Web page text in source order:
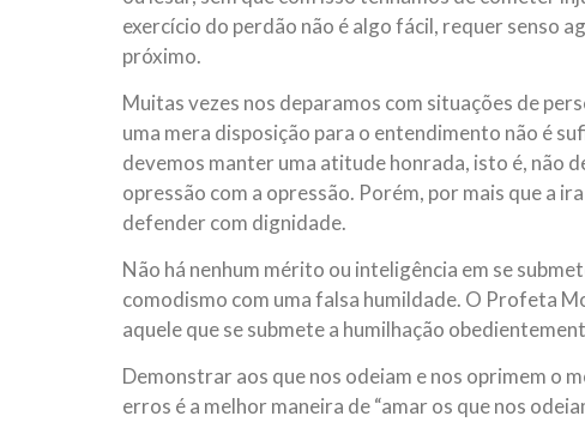
exercício do perdão não é algo fácil, requer senso
próximo.
Muitas vezes nos deparamos com situações de
uma mera disposição para o entendimento não é
devemos manter uma atitude honrada, isto é, não
opressão com a opressão. Porém, por mais que a
defender com dignidade.
Não há nenhum mérito ou inteligência em se
comodismo com uma falsa humildade. O Profeta
aquele que se submete a humilhação
Demonstrar aos que nos odeiam e nos oprimem o
erros é a melhor maneira de “amar os que nos